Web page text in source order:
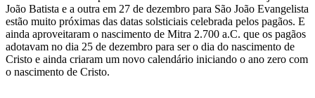
João Batista e a outra em 27 de dezembro para São João Evangelista
estão muito próximas das datas solsticiais celebrada pelos pagãos. E
ainda aproveitaram o nascimento de Mitra 2.700 a.C. que os pagãos
adotavam no dia 25 de dezembro para ser o dia do nascimento de
Cristo e ainda criaram um novo calendário iniciando o ano zero com
o nascimento de Cristo.